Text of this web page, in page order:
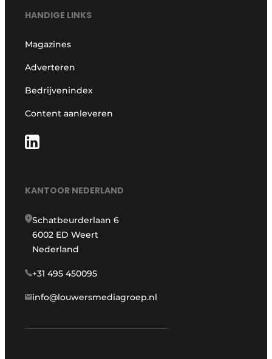
HANDIGE LINKS
Magazines
Adverteren
Bedrijvenindex
Content aanleveren
KANTOOR NEDERLAND
Schatbeurderlaan 6
6002 ED Weert
Nederland
+31 495 450095
info@louwersmediagroep.nl